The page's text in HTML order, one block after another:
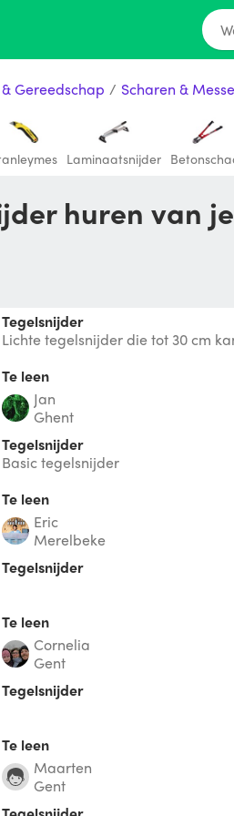
& Gereedschap / Scharen &
Laminaatsnijder
huren van
tegelsnijder
Lichte tegelsnijder die tot 30 cm
Te leen
jan
Ghent
tegelsnijder
Basic tegelsnijder
Te leen
Eric
Merelbeke
tegelsnijder
Te leen
Cornelia
Gent
Tegelsnijder
Te leen
Maarten
Gent